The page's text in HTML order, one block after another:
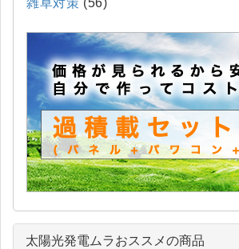
雑草対策 (56)
太陽光発電ムラおススメの商品